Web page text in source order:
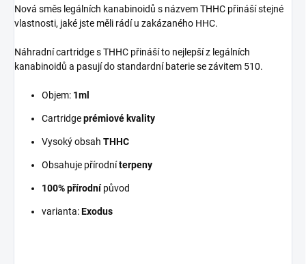
Nová směs legálních kanabinoidů s názvem THHC přináší stejné
vlastnosti, jaké jste měli rádí u zakázaného HHC.
Náhradní cartridge s THHC přináší to nejlepší z legálních
kanabinoidů a pasují do standardní baterie se závitem 510.
Objem: 1ml
Cartridgeprémiové kvality
Vysoký obsah THHC
Obsahuje přírodníterpeny
100% přírodnípůvod
varianta:Exodus